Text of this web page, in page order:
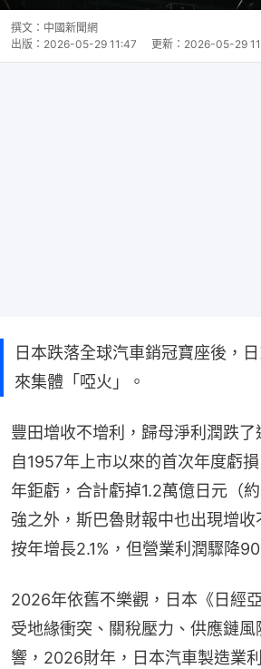
撰文： 中國新聞網
出版： 2026-05-29 11:47 更新： 2026-05-29
日本跌落全球汽車銷冠寶座後，
來集體「啞火」。
豐田增收不增利，歸母淨利潤跌
自1957年上市以來的首次年度虧
年鉅虧，合計虧掉1.2萬億日元（
強之外，斯巴魯財報中也出現增
按年增長2.1%，但營業利潤驟降
2026年依舊不樂觀，日本《日經
受地緣衝突、關稅壓力、供應鏈風
響，2026財年，日本汽車製造業